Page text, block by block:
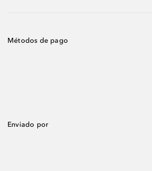
Métodos de pago
Enviado por